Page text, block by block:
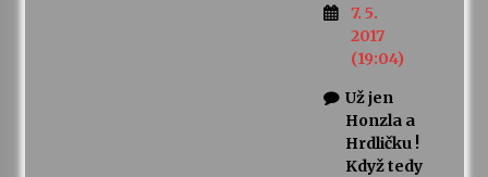
7. 5.
2017
(19:04)
Už jen
Honzla a
Hrdličku !
Když tedy